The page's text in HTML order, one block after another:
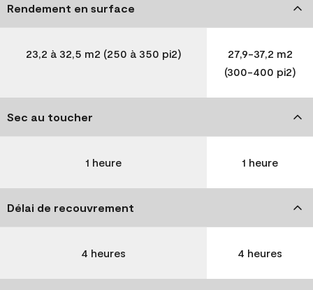
Rendement en surface
23,2 à 32,5 m2 (250 à 350 pi2)
27,9-37,2 m2
(300-400 pi2)
Sec au toucher
1 heure 1 heure
Délai de recouvrement
4 heures 4 heures